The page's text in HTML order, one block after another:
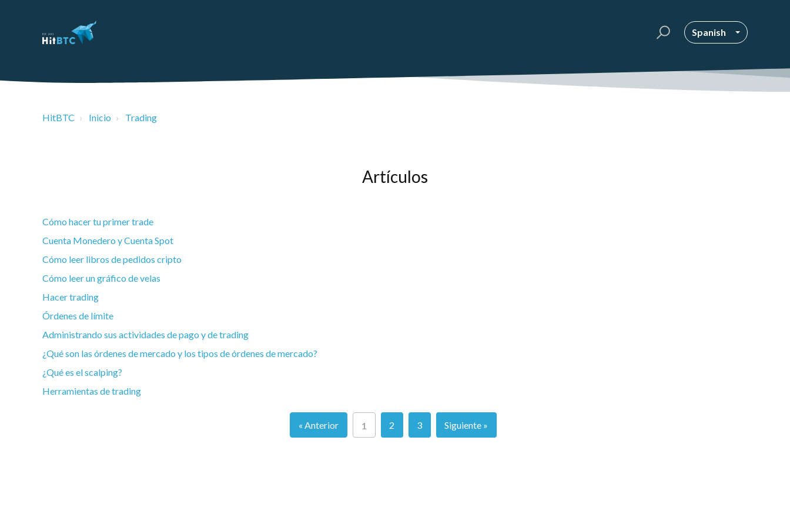
Spanish
HitBTC Inicio Trading
Artículos
Cómo hacer tu primer trade
Cuenta Monedero y Cuenta Spot
Cómo leer libros de pedidos cripto
Cómo leer un gráfico de velas
Hacer trading
Órdenes de límite
Administrando sus actividades de pago y de trading
¿Qué son las órdenes de mercado y los tipos de órdenes de mercado?
¿Qué es el scalping?
Herramientas de trading
« Anterior 1 2 3 Siguiente »